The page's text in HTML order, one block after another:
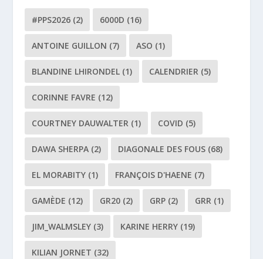
#PPS2026 (2) 6000D (16)
ANTOINE GUILLON (7) ASO (1)
BLANDINE LHIRONDEL (1) CALENDRIER (5)
CORINNE FAVRE (12)
COURTNEY DAUWALTER (1) COVID (5)
DAWA SHERPA (2) DIAGONALE DES FOUS (68)
EL MORABITY (1) FRANÇOIS D'HAENE (7)
GAMÈDE (12) GR20 (2) GRP (2) GRR (1)
JIM_WALMSLEY (3) KARINE HERRY (19)
KILIAN JORNET (32)